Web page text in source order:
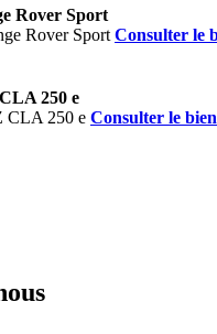
Rover Sport
Consulter le
250 e
Consulter le bien